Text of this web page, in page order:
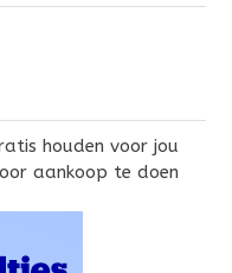
houden voor jou
aankoop te doen